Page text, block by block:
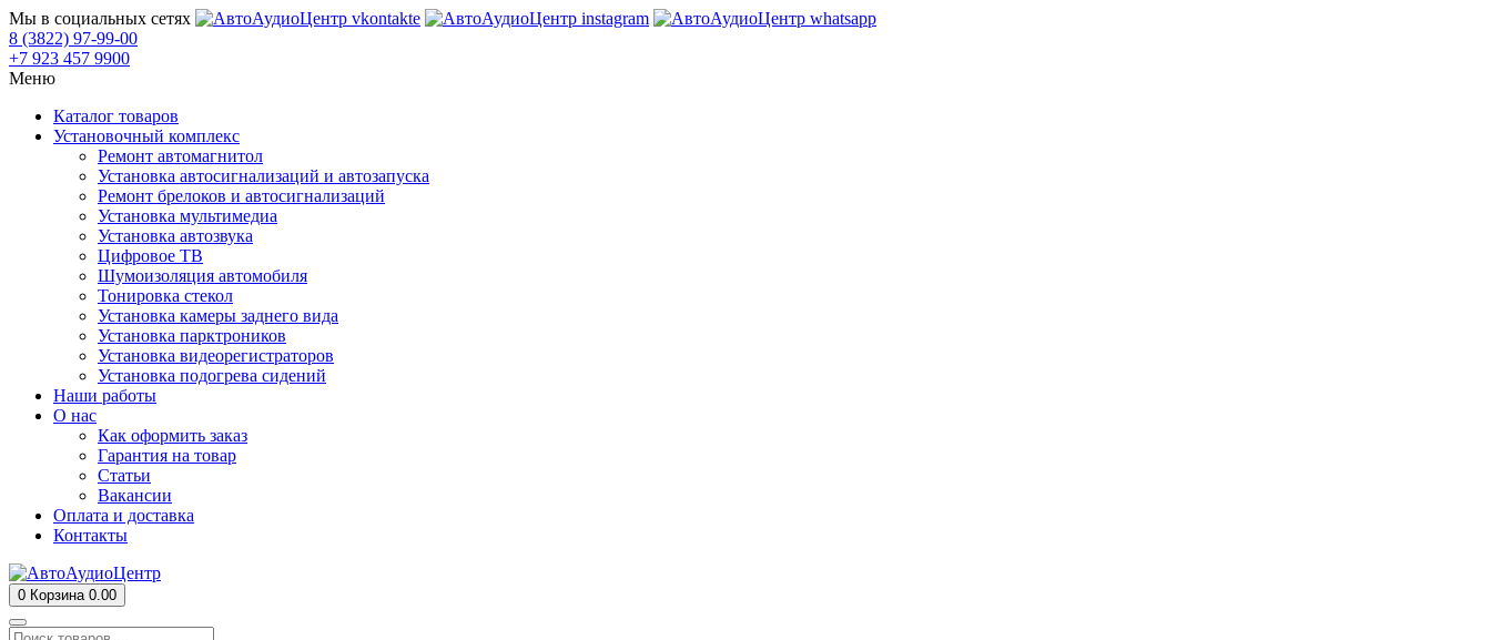
Мы в социальных сетях
8 (3822) 97-99-00
+7 923 457 9900
Меню
Каталог товаров
Установочный комплекс
Ремонт автомагнитол
Установка автосигнализаций и автозапуска
Ремонт брелоков и автосигнализаций
Установка мультимедиа
Установка автозвука
Цифровое ТВ
Шумоизоляция автомобиля
Тонировка стекол
Установка камеры заднего вида
Установка парктроников
Установка видеорегистраторов
Установка подогрева сидений
Наши работы
О нас
Как оформить заказ
Гарантия на товар
Статьи
Вакансии
Оплата и доставка
Контакты
0 Корзина 0.00